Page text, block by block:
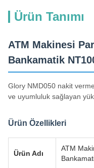
Ürün Tanımı
ATM Makinesi
Bankamatik
Glory NMD050 nakit
ve uyumluluk sağlayan
Ürün Özellikleri
Ürün Adı
ATM